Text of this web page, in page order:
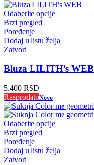
Odaberite opcije
Brzi pregled
Poređenje
Dodaj u listu želja
Zatvori
Bluza LILITH’s WEB
5.400 RSD
RasprodatoNovo
Odaberite opcije
Brzi pregled
Poređenje
Dodaj u listu želja
Zatvori